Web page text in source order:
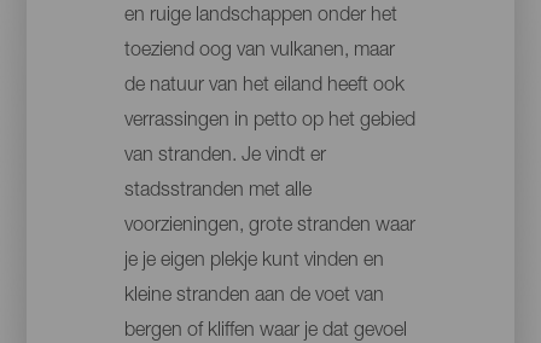
en ruige landschappen onder het
toeziend oog van vulkanen, maar
de natuur van het eiland heeft ook
verrassingen in petto op het gebied
van stranden. Je vindt er
stadsstranden met alle
voorzieningen, grote stranden waar
je je eigen plekje kunt vinden en
kleine stranden aan de voet van
bergen of kliffen waar je dat gevoel